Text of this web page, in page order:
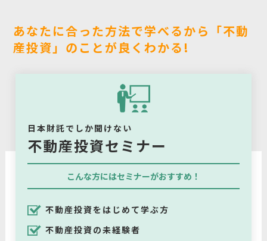
あなたに合った方法で学べるから「不動
産投資」のことが良くわかる!
日本財託でしか聞けない
不動産投資セミナー
こんな方にはセミナーがおすすめ！
不動産投資をはじめて学ぶ方
不動産投資の未経験者